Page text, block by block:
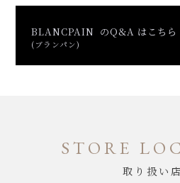
BLANCPAIN のQ&A はこちら
(ブランパン)
STORE
取り扱い